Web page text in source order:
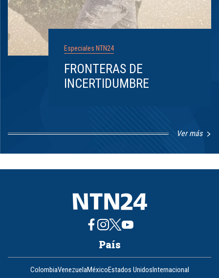
Especiales NTN24
FRONTERAS DE
INCERTIDUMBRE
Ver más
1
8
País
ColombiaVenezuelaMéxicoEstados UnidosInternacional